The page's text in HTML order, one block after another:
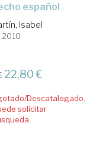
español
Isabel
2010
22,80 €
Descatalogado.
solicitar